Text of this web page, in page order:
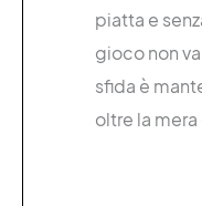
piatta e
gioco non
sfida è
oltre la